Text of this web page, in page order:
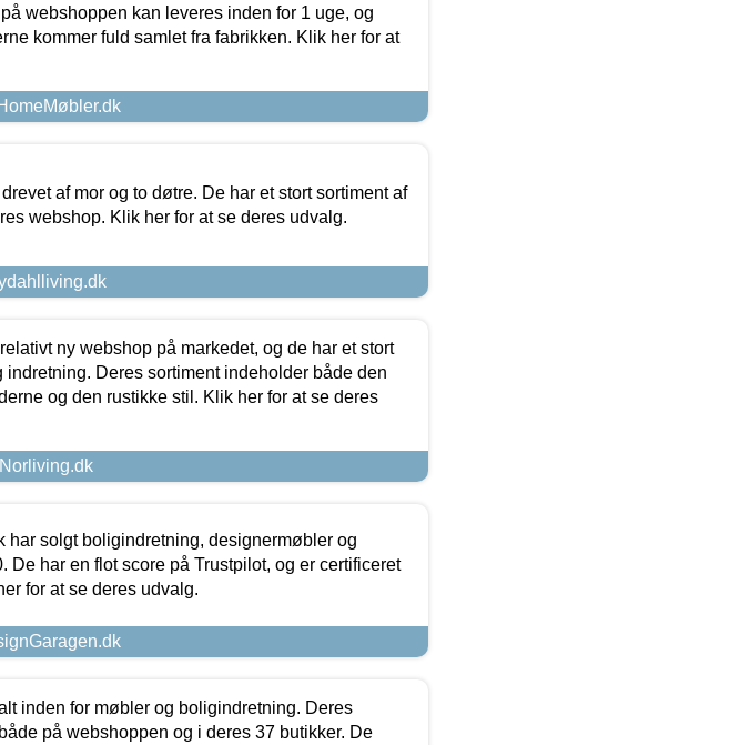
webshoppen kan leveres inden for 1 uge, og
kommer fuld samlet fra fabrikken. Klik her for at
af mor og to døtre. De har et stort sortiment af
webshop. Klik her for at se deres udvalg.
ny webshop på markedet, og de har et stort
indretning. Deres sortiment indeholder både den
og den rustikke stil. Klik her for at se deres
har solgt boligindretning, designermøbler og
De har en flot score på Trustpilot, og er certificeret
for at se deres udvalg.
inden for møbler og boligindretning. Deres
på webshoppen og i deres 37 butikker. De